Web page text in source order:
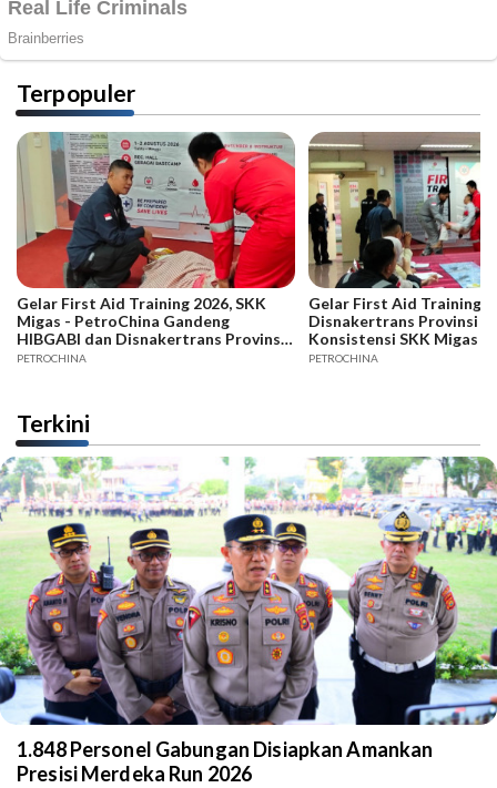
Terpopuler
Gelar First Aid Training 2026, SKK
Migas - PetroChina Gandeng
HIBGABI dan Disnakertrans Provinsi
Jambi
PETROCHINA
Gelar First Aid Training
Disnakertrans Provinsi
Konsistensi SKK Migas -
PETROCHINA
Terkini
1.848 Personel Gabungan Disiapkan Amankan
Presisi Merdeka Run 2026